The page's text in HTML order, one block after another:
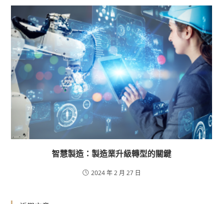
智慧製造：製造業升級轉型的關鍵
2024 年 2 月 27 日